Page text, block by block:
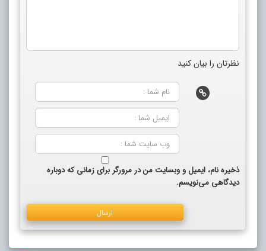
نظرتان را بیان کنید
ذخیره نام، ایمیل و وبسایت من در مرورگر برای زمانی که دوباره
دیدگاهی می‌نویسم.